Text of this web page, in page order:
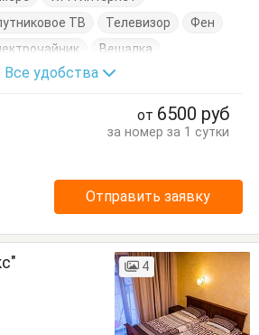
ТВ Телевизор
Фен
Вешалка
Кровать двуспальная
Все удобства
от 6500 руб
за номер за 1 сутки
Отправить заявку
4